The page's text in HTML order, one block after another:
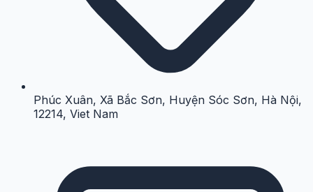
Phúc Xuân, Xã Bắc Sơn, Huyện Sóc Sơn, Hà Nội,
12214, Viet Nam